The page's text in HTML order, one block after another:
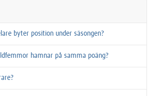
byter position under säsongen?
hamnar på samma poäng?